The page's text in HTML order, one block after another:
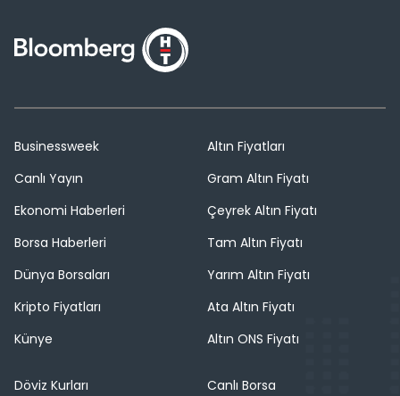
Businessweek
Canlı Yayın
Ekonomi Haberleri
Borsa Haberleri
Dünya Borsaları
Kripto Fiyatları
Künye
Altın Fiyatları
Gram Altın Fiyatı
Çeyrek Altın Fiyatı
Tam Altın Fiyatı
Yarım Altın Fiyatı
Ata Altın Fiyatı
Altın ONS Fiyatı
Döviz Kurları
Canlı Borsa